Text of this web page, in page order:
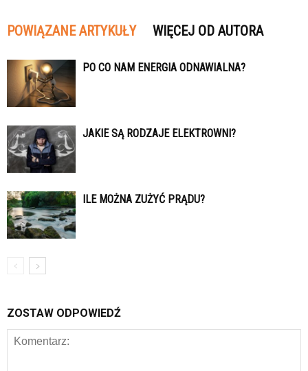
POWIĄZANE ARTYKUŁY WIĘCEJ OD AUTORA
PO CO NAM ENERGIA ODNAWIALNA?
JAKIE SĄ RODZAJE ELEKTROWNI?
ILE MOŻNA ZUŻYĆ PRĄDU?
ZOSTAW ODPOWIEDŹ